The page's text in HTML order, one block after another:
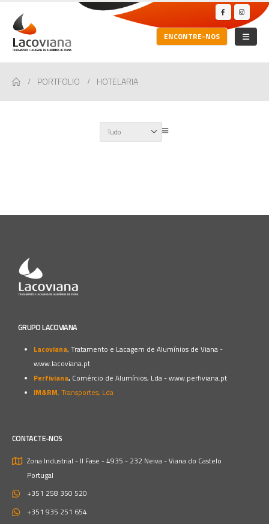
ENCONTRE-NOS
PORTFOLIO HOTELARIA
GRUPO LACOVIANA
Lacoviana, Tratamento e Lacagem de Alumínios de Viana -
www.lacoviana.pt
Perfiviana, Comércio de Alumínios, Lda -www.perfiviana.pt
JM&RM, Transportes, Lda
CONTACTE-NOS
Zona Industrial - II Fase - 4935 - 232 Neiva - Viana do Castelo
Portugal
+351 258 350 520
+351 935 251 654